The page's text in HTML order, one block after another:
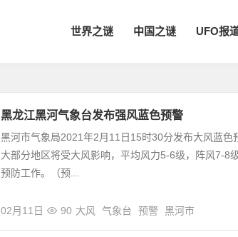
世界之谜 中国之谜 UFO报
黑龙江黑河气象台发布强风蓝色预警
黑河市气象局2021年2月11日15时30分发布大风蓝色
大部分地区将受大风影响，平均风力5-6级，阵风7-8
预防工作。（预...
02月11日 90 大风 气象台 预警 黑河市